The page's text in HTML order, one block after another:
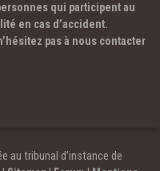
qui participent au
en cas d’accident.
pas à nous contacter
au tribunal d’instance de